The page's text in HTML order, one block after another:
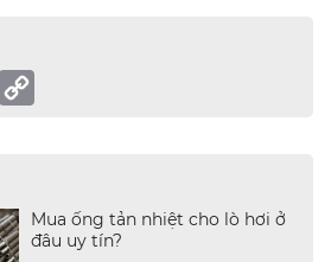
Messenger
Mua ống tản nhiệt cho lò hơi ở
đâu uy tín?